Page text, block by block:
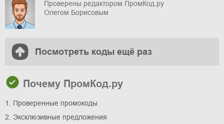
Проверены редактором ПромКод.ру
Олегом Борисовым
Посмотреть коды ещё раз
Почему ПромКод.ру
1. Проверенные промокоды
2. Эксклюзивные предложения